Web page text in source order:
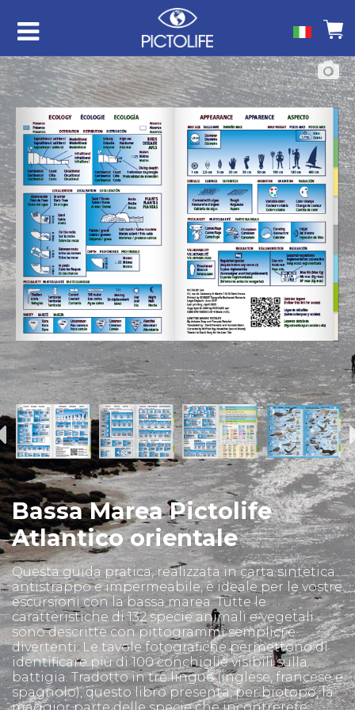
Bassa Marea Pictolife
Atlantico orientale
Questa guida pratica, realizzata in carta sintetica
antistrappo e impermeabile, è ideale per le vostre
escursioni con la bassa marea. Tutte le
caratteristiche di 132 specie animali e vegetali
sono descritte con pittogrammi semplici e
divertenti. Le tavole fotografiche permettono di
identificare più di 100 conchiglie visibili sulla
battigia. Tradotto in tre lingue (inglese, francese e
spagnolo), questo libro presenta, per biotopo, la